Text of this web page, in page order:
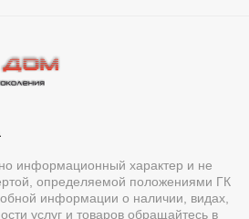
информационный характер и не
определяемой положениями ГК
информации о наличии, видах,
услуг и товаров обращайтесь в